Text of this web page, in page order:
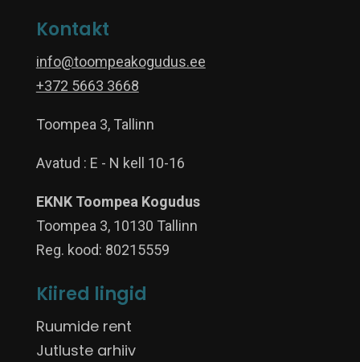
Kontakt
info@toompeakogudus.ee
+372 5663 3668
Toompea 3, Tallinn
Avatud : E - N kell 10-16
EKNK Toompea Kogudus
Toompea 3, 10130 Tallinn
Reg. kood: 80215559
Kiired lingid
Ruumide rent
Jutluste arhiiv